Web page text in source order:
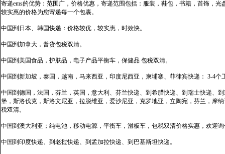
寄递ems的优势：范围广，价格优惠，寄递范围包括：服装，鞋包，书籍，首饰，
较实惠的价格为您寄递每一个包裹。
中国到日本、韩国快递：价格较优，较实惠，时效快。
中国到加拿大，普货包税双清。
中国到美国食品，护肤品，电子产品平衡车，保健品 包税双清。
中国到新加坡，泰国，越南，马来西亚，印度尼西亚，柬埔寨、菲律宾快递： 3-4个
中国到德国，法国，芬兰，英国，意大利、芬兰快递、到希腊快递、到瑞士快递、
堡，斯洛伐克，斯洛文尼亚，拉脱维亚，爱沙尼亚，克罗地亚，立陶宛，芬兰，摩
税双清。
中国到澳大利亚；纯电池，移动电源，平衡车，滑板车，包税双清价格实惠，欢迎
中国到印度快递、到老挝快递、到孟加拉快递、到巴基斯坦快递。